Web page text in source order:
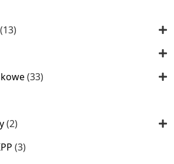
1313
3333
22
33